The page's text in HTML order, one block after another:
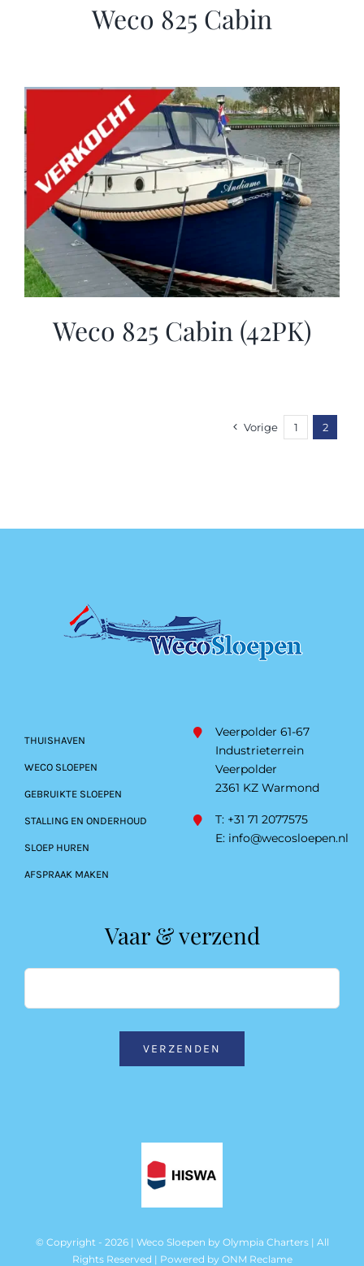
Weco 825 Cabin
Weco 825 Cabin (42PK)
Vorige 1 2
THUISHAVEN
WECO SLOEPEN
GEBRUIKTE SLOEPEN
STALLING EN ONDERHOUD
SLOEP HUREN
AFSPRAAK MAKEN
Veerpolder 61-67
Industrieterrein
Veerpolder
2361 KZ Warmond
T: +31 71 2077575
E: info@wecosloepen.nl
Vaar & verzend
VERZENDEN
© Copyright - 2026 | Weco Sloepen by Olympia Charters| All
Rights Reserved | Powered by ONM Reclame